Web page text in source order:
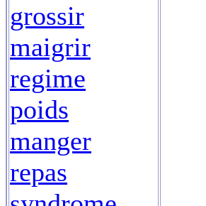
grossir
maigrir
regime
poids
manger
repas